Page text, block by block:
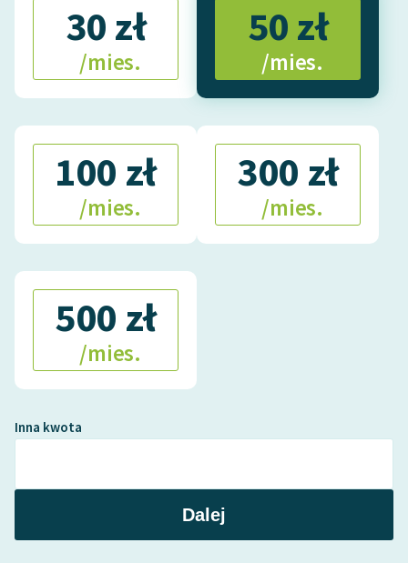
30 zł
/mies.
50 zł
/mies.
100 zł
/mies.
300 zł
/mies.
500 zł
/mies.
Inna kwota
Dalej